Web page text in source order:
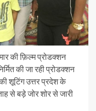
की फ़िल्म प्रोडक्शन
की जा रही प्रोडक्शन
शूटिंग उत्तर प्रदेश के
से बड़े जोर शोर से जारी